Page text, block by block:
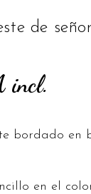
de
incl.
bordado en
en el